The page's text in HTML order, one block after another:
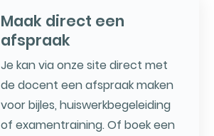
Maak direct een
afspraak
Je kan via onze site direct met
de docent een afspraak maken
voor bijles, huiswerkbegeleiding
of examentraining. Of boek een